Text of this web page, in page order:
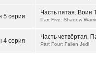
5 серия
Часть пятая. Воин
Part Five: Shadow
4 серия
Часть четвёртая.
Part Four: Fallen Jedi